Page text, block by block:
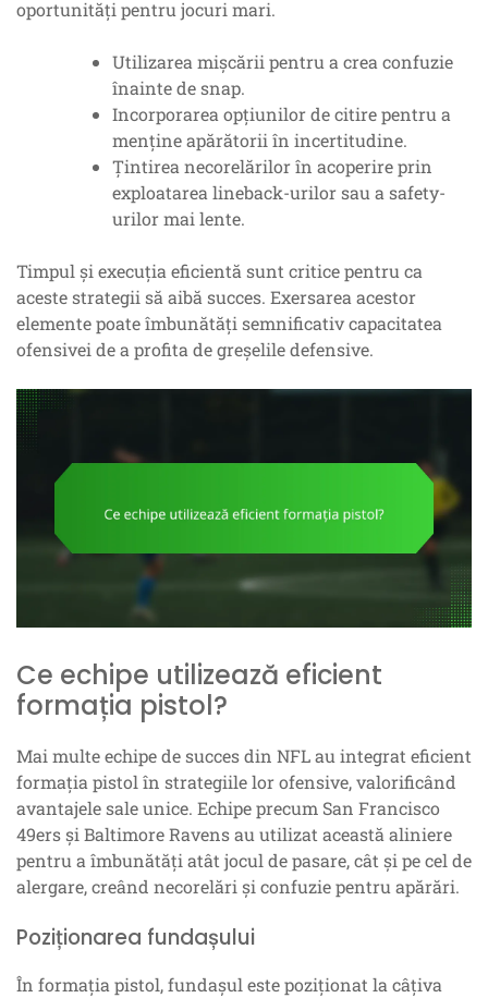
oportunități pentru jocuri mari.
Utilizarea mișcării pentru a crea confuzie
înainte de snap.
Incorporarea opțiunilor de citire pentru a
menține apărătorii în incertitudine.
Țintirea necorelărilor în acoperire prin
exploatarea lineback-urilor sau a safety-
urilor mai lente.
Timpul și execuția eficientă sunt critice pentru ca
aceste strategii să aibă succes. Exersarea acestor
elemente poate îmbunătăți semnificativ capacitatea
ofensivei de a profita de greșelile defensive.
Ce echipe utilizează eficient
formația pistol?
Mai multe echipe de succes din NFL au integrat eficient
formația pistol în strategiile lor ofensive, valorificând
avantajele sale unice. Echipe precum San Francisco
49ers și Baltimore Ravens au utilizat această aliniere
pentru a îmbunătăți atât jocul de pasare, cât și pe cel de
alergare, creând necorelări și confuzie pentru apărări.
Poziționarea fundașului
În formația pistol, fundașul este poziționat la câțiva